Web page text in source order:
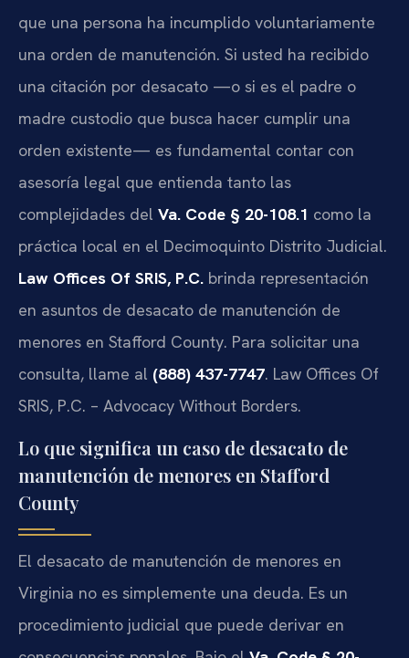
que una persona ha incumplido voluntariamente
una orden de manutención. Si usted ha recibido
una citación por desacato —o si es el padre o
madre custodio que busca hacer cumplir una
orden existente— es fundamental contar con
asesoría legal que entienda tanto las
complejidades del Va. Code § 20-108.1 como la
práctica local en el Decimoquinto Distrito Judicial.
Law Offices Of SRIS, P.C. brinda representación
en asuntos de desacato de manutención de
menores en Stafford County. Para solicitar una
consulta, llame al (888) 437-7747. Law Offices Of
SRIS, P.C. – Advocacy Without Borders.
Lo que significa un caso de desacato de
manutención de menores en Stafford
County
El desacato de manutención de menores en
Virginia no es simplemente una deuda. Es un
procedimiento judicial que puede derivar en